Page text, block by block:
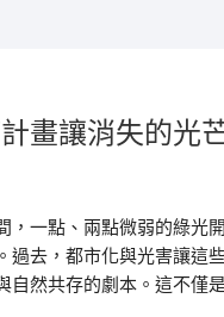
畫讓消失的光
，一點、兩點微弱的綠光
過去，都市化與光害讓這
自然共存的劇本。這不僅